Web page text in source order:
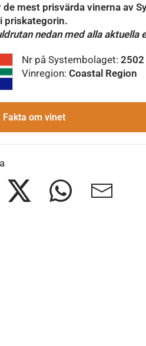
de mest prisvärda vinerna av
priskategorin.
nedan med alla aktuella
Nr på Systembolaget:2502
Vinregion:Coastal Region
Fakta om vinet